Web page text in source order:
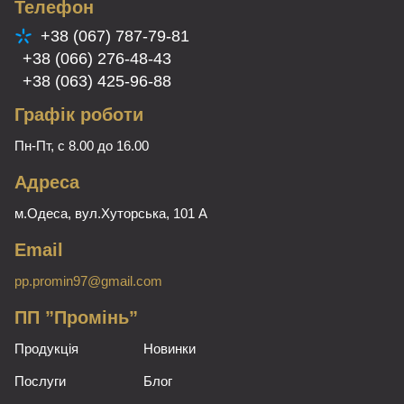
Телефон
+38 (067) 787-79-81
+38 (066) 276-48-43
+38 (063) 425-96-88
Графік роботи
Пн-Пт, с 8.00 до 16.00
Адреса
м.Одеса, вул.Хуторська, 101 А
Email
pp.promin97@gmail.com
ПП ”Промінь”
Продукція
Послуги
Новинки
Блог